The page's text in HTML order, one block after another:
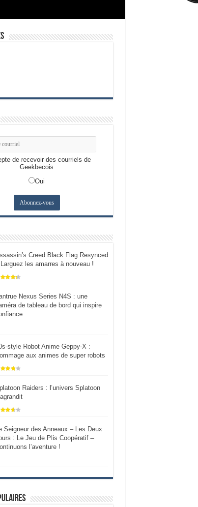
de recevoir des courriels de
Geekbecois
Oui
Creed Black Flag Resynced
les amarres à nouveau !
Nexus Series N4S : une
de tableau de bord qui inspire
style Robot Anime Geppy-X :
aux animes de super robots
Raiders : l’univers Splatoon
Seigneur des Anneaux – Les Deux
: Le Jeu de Plis Coopératif –
l’aventure !